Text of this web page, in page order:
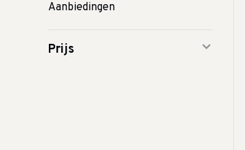
Aanbiedingen
Prijs